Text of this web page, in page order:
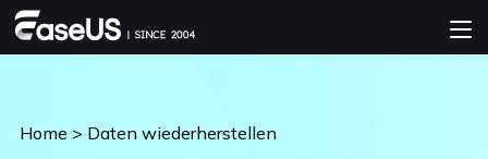
Home > Daten wiederherstellen